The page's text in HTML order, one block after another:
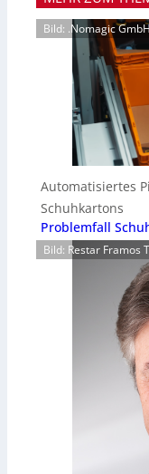
Bild: .Nomagic
Automatisiertes
Schuhkartons
Problemfall
Bild: Restar Framos